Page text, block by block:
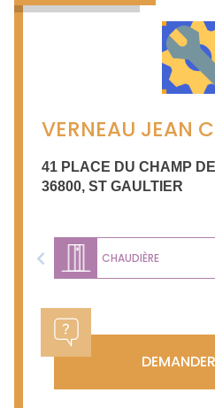
VERNEAU JEAN
41 PLACE DU CHAMP
36800, ST GAULTIER
CHAUDIÈRE
Previous